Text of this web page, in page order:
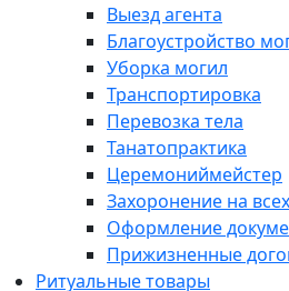
Выезд агента
Благоустройство
Уборка могил
Транспортировка
Перевозка тела
Танатопрактика
Церемониймейстер
Захоронение на
Оформление
Прижизненные
Ритуальные товары